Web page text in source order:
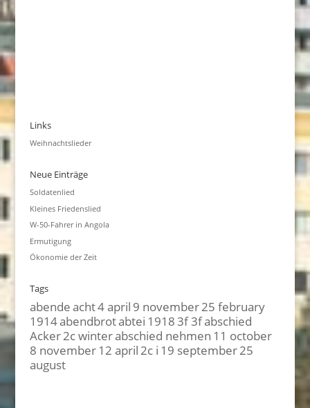
Links
Weihnachtslieder
Neue Einträge
Soldatenlied
Kleines Friedenslied
W-50-Fahrer in Angola
Ermutigung
Ökonomie der Zeit
Tags
abendeacht4 april 9 november25 february
1914abendbrotabtei 19183f 3fabschied
Acker2c winterabschied nehmen 11 october
8 november12 april2c i 19 september25
august